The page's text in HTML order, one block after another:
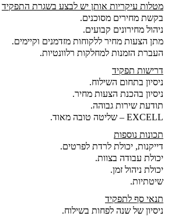
מטלות עיקריות אותן יש לבצע בשגרת התפקיד
בקשת מחירים מסוכנים.
ניהול מחירונים קבועים.
מתן הצעות מחיר ללקוחות מזדמנים וקיימים.
העברת הזמנות למחלקות רלוונטיות.
דרישות תפקיד
ניסיון בתחום השילוח.
ניסיון בהכנת הצעות מחיר.
תודעת שירות גבוהה.
EXCELL – שליטה טובה מאוד.
תכונות נוספות
דייקנות, יכולת לרדת לפרטים.
יכולת עבודה בצוות.
יכולת ניהול זמן.
שיטתיות.
תנאי סף לתפקיד
ניסיון של שנה לפחות בשילוח.